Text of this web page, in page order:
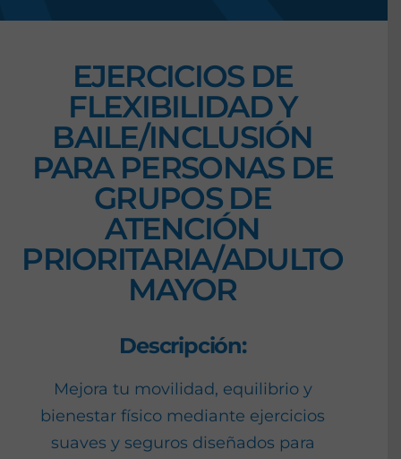
EJERCICIOS DE
FLEXIBILIDAD Y
BAILE/INCLUSIÓN
PARA PERSONAS DE
GRUPOS DE
ATENCIÓN
PRIORITARIA/ADULTO
MAYOR
Descripción:
Mejora tu movilidad, equilibrio y
bienestar físico mediante ejercicios
suaves y seguros diseñados para